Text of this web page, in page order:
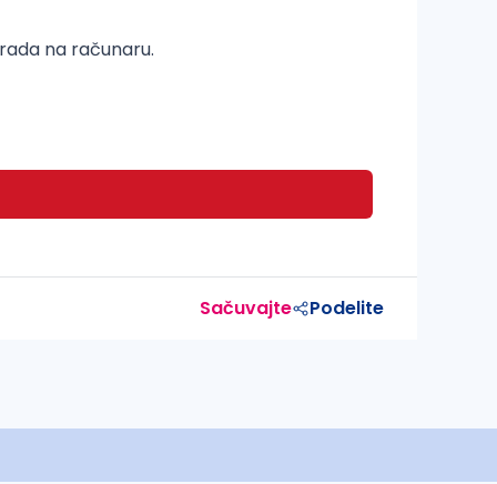
na računaru.
Sačuvajte Podelite